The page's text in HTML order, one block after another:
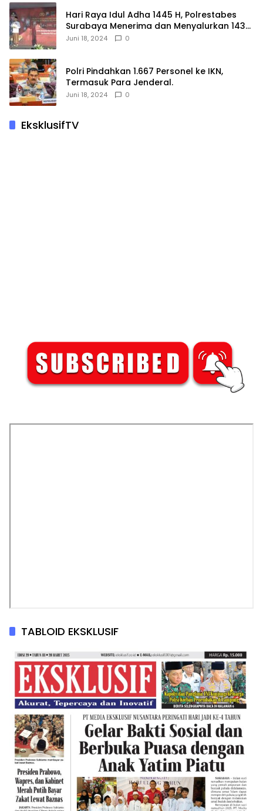
Hari Raya Idul Adha 1445 H, Polrestabes
Surabaya Menerima dan Menyalurkan 143
Hewan Kurban
Juni 18, 2024 0
Polri Pindahkan 1.667 Personel ke IKN,
Termasuk Para Jenderal.
Juni 18, 2024 0
EksklusifTV
TABLOID EKSKLUSIF